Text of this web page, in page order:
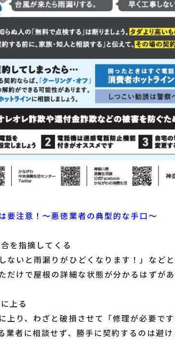
要注意！～悪徳業者の典型的な手口～
を指摘してくる
ないと雨漏りがひどくなります！」など
だけで屋根の詳細な状態が分かるはずがあ
上る
上り、わざと破損させて「修理が必要で
業者に相談せず、勝手に契約するのは避け